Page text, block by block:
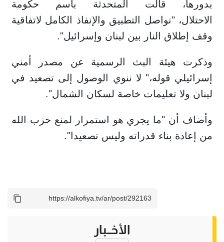
بدورها، قالت المتحدثة باسم حكومة
الاحتلال، "نواصل التطبيق والإنفاذ الكامل لاتفاقية
وقف إطلاق النار بين لبنان وإسرائيل".
وذكرت هيئة البث الرسمية عن مصدر أمني
إسرائيلي قوله،" لا ننوي الوصول إلى تصعيد في
لبنان ولا تعليمات خاصة لسكان الشمال".
وأضاف أن "ما يجري هو استمرار لمنع حزب الله
من إعادة بناء قدراته وليس تصعيدا".
الأخــبار